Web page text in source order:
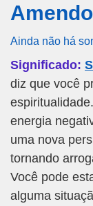
Ainda não há
Significado:
diz que você
energia
uma nova
tornando
Você pode
alguma